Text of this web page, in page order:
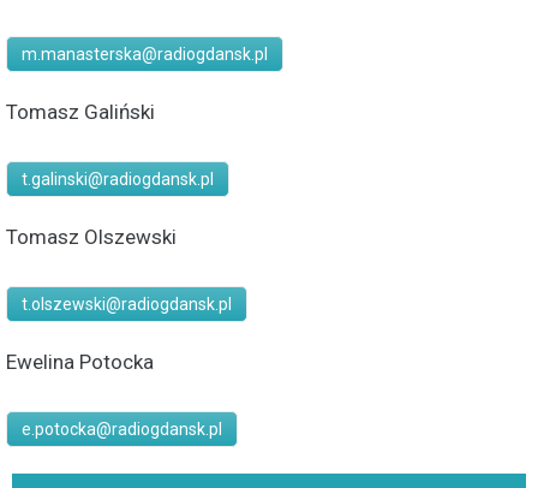
m.manasterska@radiogdansk.pl
Tomasz Galiński
t.galinski@radiogdansk.pl
Tomasz Olszewski
t.olszewski@radiogdansk.pl
Ewelina Potocka
e.potocka@radiogdansk.pl